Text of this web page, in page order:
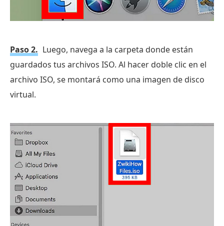
Paso 2. Luego, navega a la carpeta donde están
guardados tus archivos ISO. Al hacer doble clic en el
archivo ISO, se montará como una imagen de disco
virtual.